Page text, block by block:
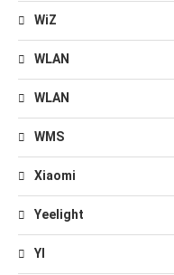
WiZ
WLAN
WLAN
WMS
Xiaomi
Yeelight
YI